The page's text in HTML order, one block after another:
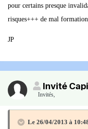
pour certains presque
risques+++ de mal
JP
Invité
Invités,
Le 26/04/2013 à